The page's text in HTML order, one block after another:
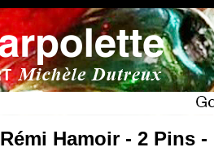
Rémi Hamoir - 2 Pins -